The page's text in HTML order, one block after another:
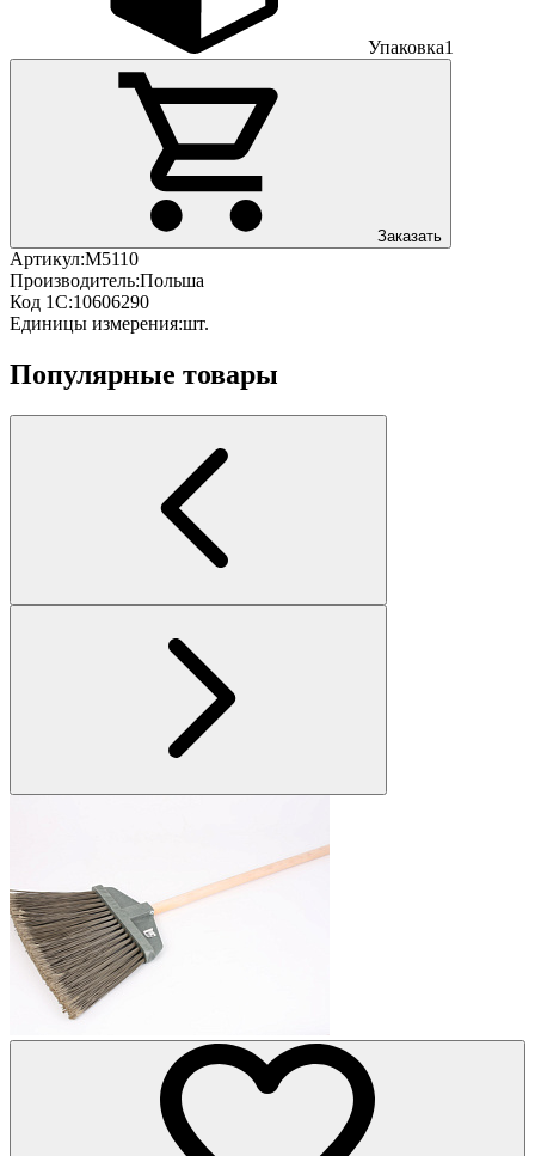
Упаковка1
Заказать
Артикул:М5110
Производитель:Польша
Код 1С:10606290
Единицы измерения:шт.
Популярные товары